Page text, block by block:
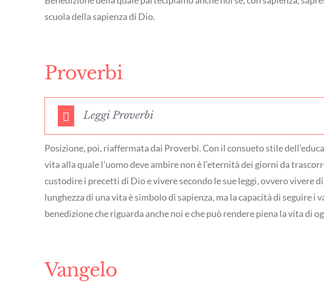
scuola della sapienza di Dio.
Proverbi
Leggi Proverbi
Posizione, poi, riaffermata dai Proverbi. Con il consueto stile
vita alla quale l’uomo deve ambire non è l’eternità dei giorni da
custodire i precetti di Dio e vivere secondo le sue leggi, ovvero vivere
lunghezza di una vita è simbolo di sapienza, ma la capacità di seguire
benedizione che riguarda anche noi e che può rendere piena la vita di
Vangelo